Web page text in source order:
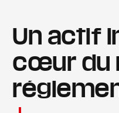
Un actif
cœur du